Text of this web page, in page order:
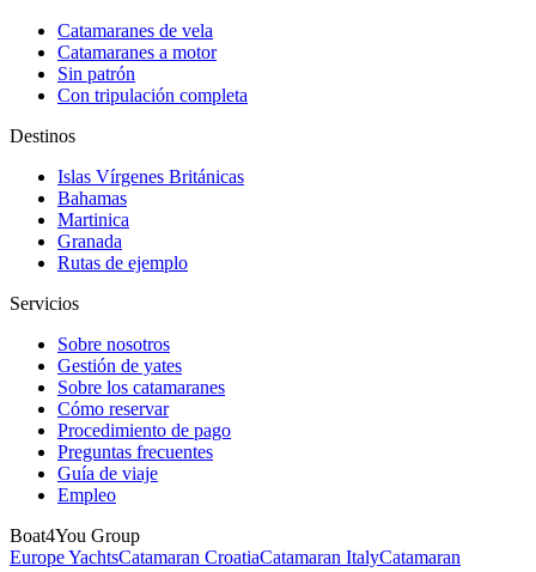
Catamaranes de vela
Catamaranes a motor
Sin patrón
Con tripulación completa
Destinos
Islas Vírgenes Británicas
Bahamas
Martinica
Granada
Rutas de ejemplo
Servicios
Sobre nosotros
Gestión de yates
Sobre los catamaranes
Cómo reservar
Procedimiento de pago
Preguntas frecuentes
Guía de viaje
Empleo
Boat4You Group
Europe YachtsCatamaran CroatiaCatamaran ItalyCatamaran